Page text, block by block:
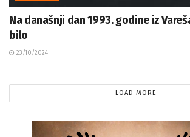
Na današnji dan 1993. godine iz
bilo
23/10/2024
LOAD MORE